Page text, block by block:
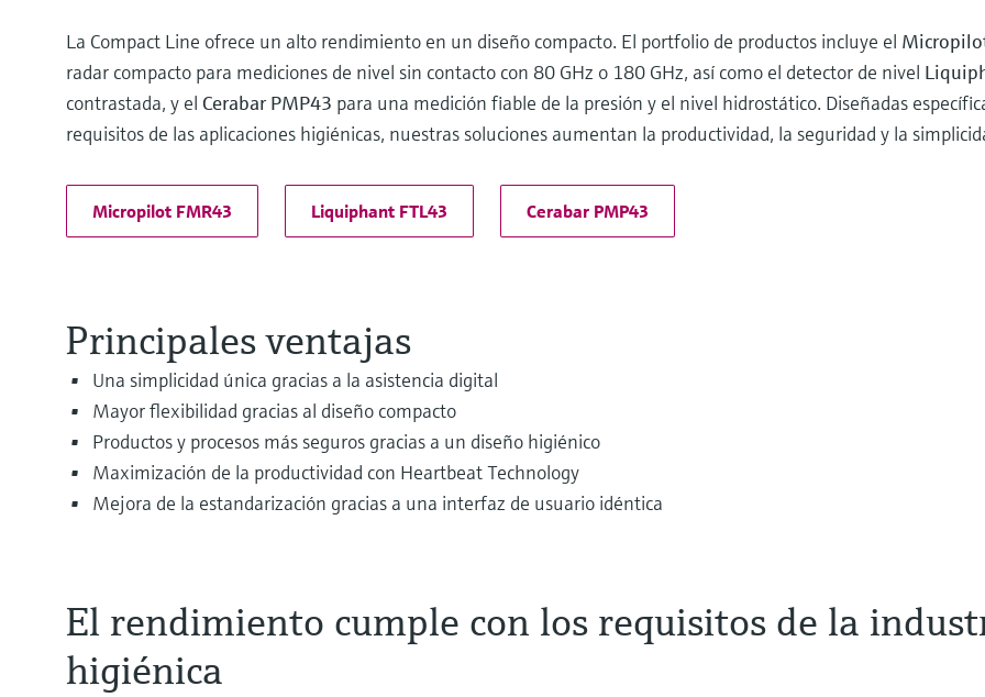
La Compact Line ofrece un alto rendimiento en un diseño compacto. El portfolio de productos incluye el
radar compacto para mediciones de nivel sin contacto con 80 GHz o 180 GHz, así como el detector de nivel
contrastada, y el Cerabar PMP43 para una medición fiable de la presión y el nivel hidrostático. Diseñadas
requisitos de las aplicaciones higiénicas, nuestras soluciones aumentan la productividad, la seguridad y la
Micropilot FMR43 Liquiphant FTL43 Cerabar PMP43
Principales ventajas
Una simplicidad única gracias a la asistencia digital
Mayor flexibilidad gracias al diseño compacto
Productos y procesos más seguros gracias a un diseño higiénico
Maximización de la productividad con Heartbeat Technology
Mejora de la estandarización gracias a una interfaz de usuario idéntica
El rendimiento cumple con los requisitos de la
higiénica